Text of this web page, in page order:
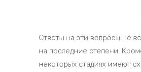
Ответы на эти вопросы не
на последние степени.
некоторых стадиях имеют